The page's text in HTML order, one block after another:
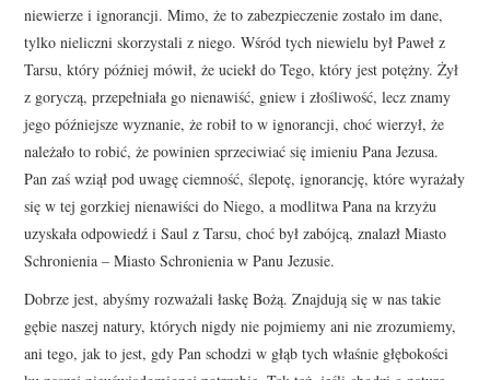
niewierze i ignorancji. Mimo, że to zabezpieczenie zostało im dane,
tylko nieliczni skorzystali z niego. Wśród tych niewielu był Paweł z
Tarsu, który później mówił, że uciekł do Tego, który jest potężny. Żył
z goryczą, przepełniała go nienawiść, gniew i złośliwość, lecz znamy
jego późniejsze wyznanie, że robił to w ignorancji, choć wierzył, że
należało to robić, że powinien sprzeciwiać się imieniu Pana Jezusa.
Pan zaś wziął pod uwagę ciemność, ślepotę, ignorancję, które wyrażały
się w tej gorzkiej nienawiści do Niego, a modlitwa Pana na krzyżu
uzyskała odpowiedź i Saul z Tarsu, choć był zabójcą, znalazł Miasto
Schronienia – Miasto Schronienia w Panu Jezusie.
Dobrze jest, abyśmy rozważali łaskę Bożą. Znajdują się w nas takie
gębie naszej natury, których nigdy nie pojmiemy ani nie zrozumiemy,
ani tego, jak to jest, gdy Pan schodzi w głąb tych właśnie głębokości